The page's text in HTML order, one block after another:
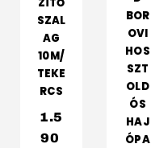
SZAL
AG
10M/
TEKE
RCS
1.5
90
BOR
OVI
HOS
SZT
OLD
ÓS
HAJ
ÓPA